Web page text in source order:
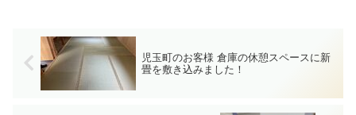
児玉町のお客様 倉庫の休憩スペースに新
畳を敷き込みました！